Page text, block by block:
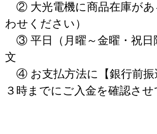
② 大光電機に商品在庫があ
わせください）
③ 平日（月曜～金曜・祝日
文
④ お支払方法に【銀行前振
３時までにご入金を確認さ